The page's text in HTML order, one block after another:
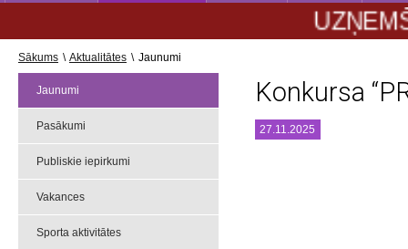
Sākums \ Aktualitātes \ Jaunumi
Jaunumi
Pasākumi
Publiskie iepirkumi
Vakances
Sporta aktivitātes
Konkursa
27.11.2025